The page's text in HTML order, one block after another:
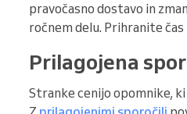
pravočasno dostavo in
ročnem delu. Prihranite čas
Prilagojena
Stranke cenijo opomnike,